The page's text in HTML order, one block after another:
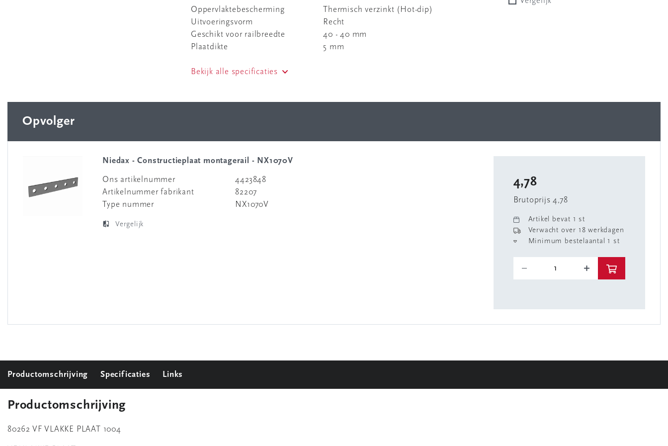
Oppervlaktebescherming
Thermisch verzinkt (Hot-dip)
Uitvoeringsvorm
Recht
Geschikt voor railbreedte
40 - 40 mm
Plaatdikte
5 mm
Bekijk alle specificaties
Opvolger
Niedax - Constructieplaat montagerail - NX1070V
Ons artikelnummer
4423848
Artikelnummer fabrikant
82207
Type nummer
NX1070V
Vergelijk
4,78
Brutoprijs 4,78
Artikel bevat 1 st
Verwacht over 18 werkdagen
Minimum bestelaantal 1 st
Productomschrijving Specificaties Links
Productomschrijving
80262 VF VLAKKE PLAAT 1004